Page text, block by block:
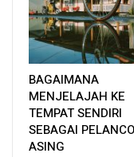
BAGAIMANA
MENJELAJAH KE
TEMPAT SENDIRI
SEBAGAI
ASING